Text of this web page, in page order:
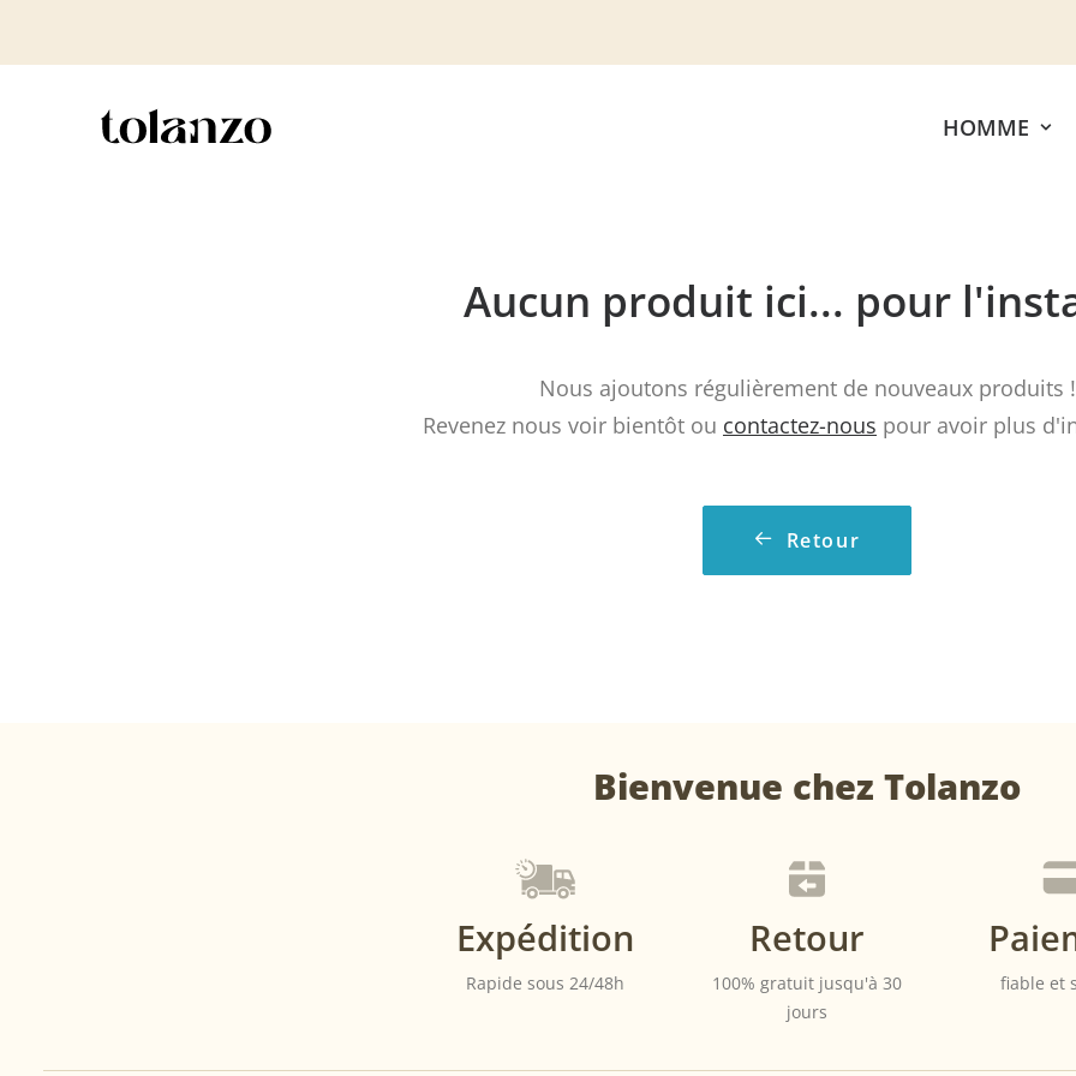
HOMME
Aucun produit ici... pour
Nous ajoutons régulièrement de nouveaux produits !
Revenez nous voir bientôt ou contactez-nous pour avoir plus
Retour
Bienvenue chez Tolanzo
Expédition
Rapide sous 24/48h
Retour
100% gratuit jusqu'à 30
jours
fiable et